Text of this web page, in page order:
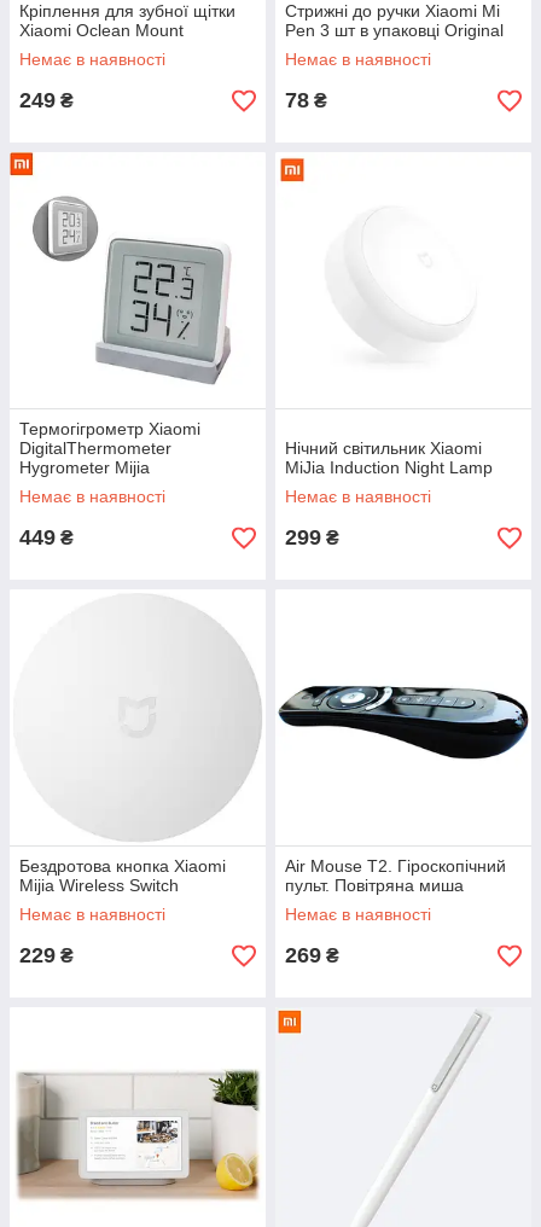
Кріплення для зубної щітки
Xiaomi Oclean Mount
Немає в наявності
249 ₴
Стрижні до ручки Xiaomi Mi
Pen 3 шт в упаковці Original
Немає в наявності
78 ₴
Термогігрометр Xiaomi
DigitalThermometer
Hygrometer Mijia
Немає в наявності
449 ₴
Нічний світильник Xiaomi
MiJia Induction Night Lamp
Немає в наявності
299 ₴
Бездротова кнопка Xiaomi
Mijia Wireless Switch
Немає в наявності
229 ₴
Air Mouse T2. Гіроскопічний
пульт. Повітряна миша
Немає в наявності
269 ₴